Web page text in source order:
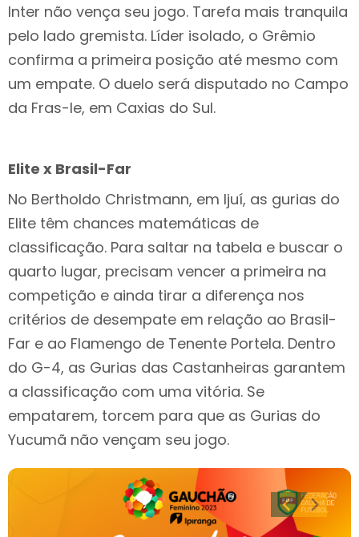
Inter não vença seu jogo. Tarefa mais tranquila
pelo lado gremista. Líder isolado, o Grêmio
confirma a primeira posição até mesmo com
um empate. O duelo será disputado no Campo
da Fras-le, em Caxias do Sul.
Elite x Brasil-Far
No Bertholdo Christmann, em Ijuí, as gurias do
Elite têm chances matemáticas de
classificação. Para saltar na tabela e buscar o
quarto lugar, precisam vencer a primeira na
competição e ainda tirar a diferença nos
critérios de desempate em relação ao Brasil-
Far e ao Flamengo de Tenente Portela. Dentro
do G-4, as Gurias das Castanheiras garantem
a classificação com uma vitória. Se
empatarem, torcem para que as Gurias do
Yucumã não vençam seu jogo.